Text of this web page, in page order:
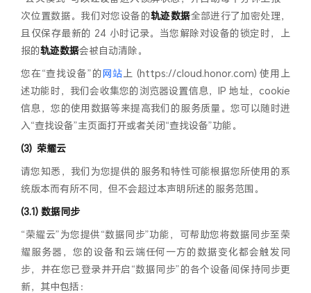
次位置数据。我们对您设备的轨迹数据全部进行了加密处理，
且仅保存最新的 24 小时记录。当您解除对设备的锁定时，上
报的轨迹数据会被自动清除。
您在“查找设备”的网站 上 (https://cloud.honor.com) 使用上
述功能时，我们会收集您的浏览器设置信息，IP 地址，cookie
信息，您的使用数据等来提高我们的服务质量。您可以随时进
入“查找设备”主页面打开或者关闭“查找设备”功能。
荣耀云
请您知悉，我们为您提供的服务和特性可能根据您所使用的系
统版本而有所不同，但不会超过本声明所述的服务范围。
(3.1) 数据同步
“荣耀云”为您提供“数据同步”功能，可帮助您将数据同步至荣
耀服务器，您的设备和云端任何一方的数据变化都会触发同
步，并在您已登录并开启“数据同步”的各个设备间保持同步更
新，其中包括：